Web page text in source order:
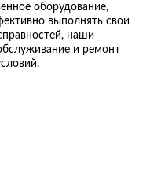
оборудование,
выполнять свои
наши
и ремонт